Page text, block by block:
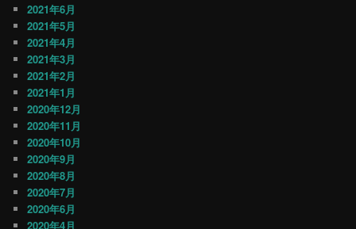
2021年6月
2021年5月
2021年4月
2021年3月
2021年2月
2021年1月
2020年12月
2020年11月
2020年10月
2020年9月
2020年8月
2020年7月
2020年6月
2020年4月